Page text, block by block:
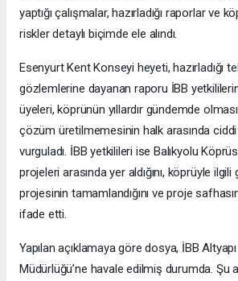
yaptığı çalışmalar, hazırladığı raporlar ve
riskler detaylı biçimde ele alındı.
Esenyurt Kent Konseyi heyeti, hazırladığı
gözlemlerine dayanan raporu İBB
üyeleri, köprünün yıllardır gündemde
çözüm üretilmemesinin halk arasında ciddi
vurguladı. İBB yetkilileri ise Balıkyolu
projeleri arasında yer aldığını, köprüyle
projesinin tamamlandığını ve proje
ifade etti.
Yapılan açıklamaya göre dosya, İBB Altyapı
Müdürlüğü’ne havale edilmiş durumda. Şu